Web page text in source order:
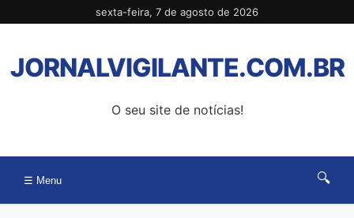
para
conteúdo
sexta-feira, 7 de agosto de 2026
JORNALVIGILANTE.COM.BR
O seu site de notícias!
☰ Menu 🔍